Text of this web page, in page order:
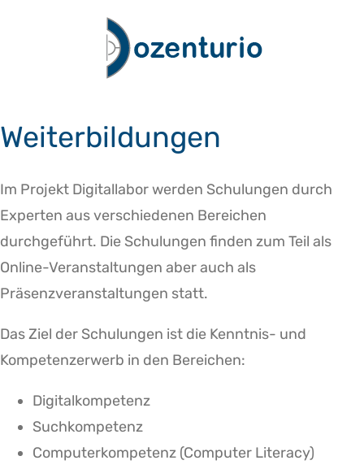
Weiterbildungen
Im Projekt Digitallabor werden Schulungen durch
Experten aus verschiedenen Bereichen
durchgeführt. Die Schulungen finden zum Teil als
Online-Veranstaltungen aber auch als
Präsenzveranstaltungen statt.
Das Ziel der Schulungen ist die Kenntnis- und
Kompetenzerwerb in den Bereichen:
Digitalkompetenz
Suchkompetenz
Computerkompetenz (Computer Literacy)